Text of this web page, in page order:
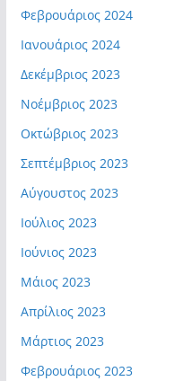
Φεβρουάριος 2024
Ιανουάριος 2024
Δεκέμβριος 2023
Νοέμβριος 2023
Οκτώβριος 2023
Σεπτέμβριος 2023
Αύγουστος 2023
Ιούλιος 2023
Ιούνιος 2023
Μάιος 2023
Απρίλιος 2023
Μάρτιος 2023
Φεβρουάριος 2023